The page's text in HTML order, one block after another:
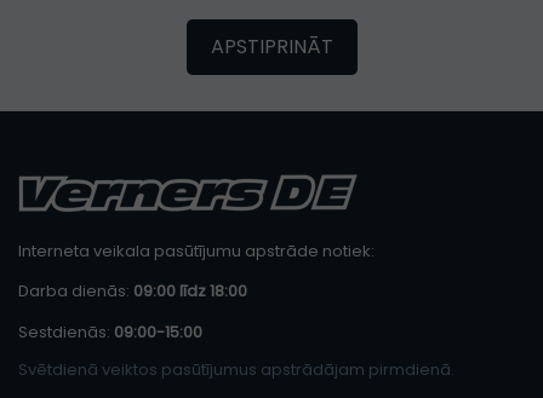
APSTIPRINĀT
Interneta veikala pasūtījumu apstrāde notiek:
Darba dienās: 09:00 līdz 18:00
Sestdienās: 09:00-15:00
Svētdienā veiktos pasūtījumus apstrādājam pirmdienā.